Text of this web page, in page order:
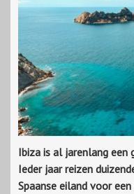
Ibiza is al jarenlang een
Ieder jaar reizen
Spaanse eiland voor